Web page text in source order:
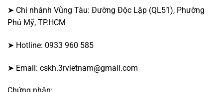
➤ Chi nhánh Vũng Tàu: Đường Độc Lập (QL51), Phường
Phú Mỹ, TP.HCM
➤ Hotline: 0933 960 585
➤ Email: cskh.3rvietnam@gmail.com